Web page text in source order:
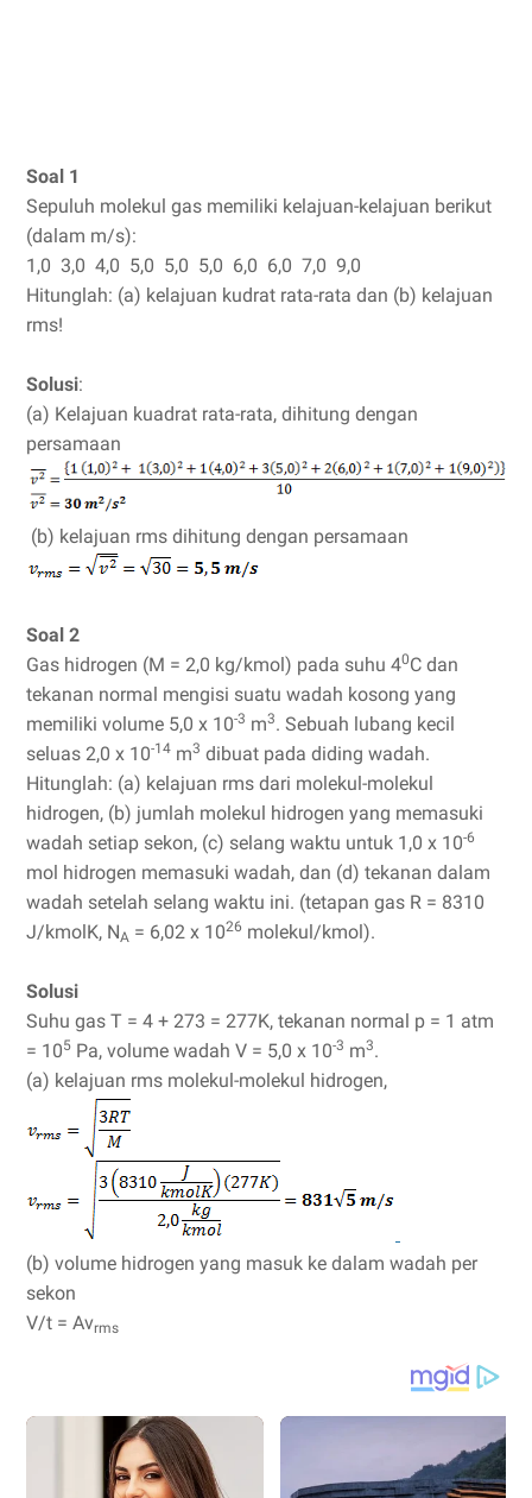
Soal 1
Sepuluh molekul gas memiliki kelajuan-kelajuan berikut
(dalam m/s):
1,0 3,0 4,0 5,0 5,0 5,0 6,0 6,0 7,0 9,0
Hitunglah: (a) kelajuan kudrat rata-rata dan (b) kelajuan
rms!
Solusi:
(a) Kelajuan kuadrat rata-rata, dihitung dengan
persamaan
(b) kelajuan rms dihitung dengan persamaan
Soal 2
Gas hidrogen (M = 2,0 kg/kmol) pada suhu 40C dan
tekanan normal mengisi suatu wadah kosong yang
memiliki volume 5,0 x 10-3 m3. Sebuah lubang kecil
seluas 2,0 x 10-14 m3 dibuat pada diding wadah.
Hitunglah: (a) kelajuan rms dari molekul-molekul
hidrogen, (b) jumlah molekul hidrogen yang memasuki
wadah setiap sekon, (c) selang waktu untuk 1,0 x 10-6
mol hidrogen memasuki wadah, dan (d) tekanan dalam
wadah setelah selang waktu ini. (tetapan gas R = 8310
J/kmolK, NA = 6,02 x 1026 molekul/kmol).
Solusi
Suhu gas T = 4 + 273 = 277K, tekanan normal p = 1 atm
= 105 Pa, volume wadah V = 5,0 x 10-3 m3.
(a) kelajuan rms molekul-molekul hidrogen,
(b) volume hidrogen yang masuk ke dalam wadah per
sekon
V/t = Avrms